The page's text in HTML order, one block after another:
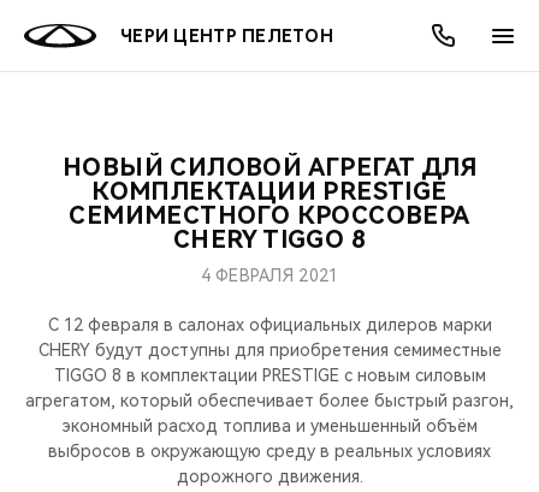
ЧЕРИ ЦЕНТР ПЕЛЕТОН
МОДЕЛИ
СЕДАНЫ
НОВИНКИ
ПОКУПАТЕЛЯМ
ВЛАДЕЛЬЦАМ
ПОДДЕРЖКА
CHERY CONNECT
МИР CHERY
CHERY В СОЦСЕТЯХ
ЛЮДИ CHERY
БЛАГОТВОРИТЕЛЬНОСТЬ
АКЦИИ
ОНЛАЙН СЕРВИСЫ
О КОМПАНИИ
НОВЫЙ СИЛОВОЙ АГРЕГАТ ДЛЯ
КОМПЛЕКТАЦИИ PRESTIGE
СЕМИМЕСТНОГО КРОССОВЕРА
CHERY TIGGO 8
4 ФЕВРАЛЯ 2021
С 12 февраля в салонах официальных дилеров марки
CHERY будут доступны для приобретения семиместные
TIGGO 8 в комплектации PRESTIGE с новым силовым
агрегатом, который обеспечивает более быстрый разгон,
экономный расход топлива и уменьшенный объём
выбросов в окружающую среду в реальных условиях
дорожного движения.